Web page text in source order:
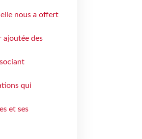
nous a offert
ajoutée des
qui
et ses